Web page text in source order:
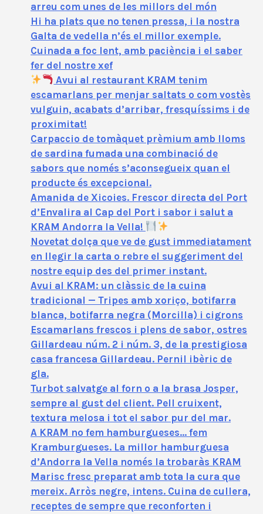
arreu com unes de les millors del món
Hi ha plats que no tenen pressa, i la nostra
Galta de vedella n’és el millor exemple.
Cuinada a foc lent, amb paciència i el saber
fer del nostre xef
Avui al restaurant KRAM tenim
escamarlans per menjar saltats o com vostès
vulguin, acabats d’arribar, fresquíssims i de
proximitat!
Carpaccio de tomàquet prèmium amb lloms
de sardina fumada una combinació de
sabors que només s’aconsegueix quan el
producte és excepcional.
Amanida de Xicoies. Frescor directa del Port
d’Envalira al Cap del Port i sabor i salut a
KRAM Andorra la Vella!
Novetat dolça que ve de gust immediatament
en llegir la carta o rebre el suggeriment del
nostre equip des del primer instant.
Avui al KRAM: un clàssic de la cuina
tradicional — Tripes amb xoriço, botifarra
blanca, botifarra negra (Morcilla) i cigrons
Escamarlans frescos i plens de sabor, ostres
Gillardeau núm. 2 i núm. 3, de la prestigiosa
casa francesa Gillardeau. Pernil ibèric de
gla.
Turbot salvatge al forn o a la brasa Josper,
sempre al gust del client. Pell cruixent,
textura melosa i tot el sabor pur del mar.
A KRAM no fem hamburgueses… fem
Kramburgueses. La millor hamburguesa
d’Andorra la Vella només la trobaràs KRAM
Marisc fresc preparat amb tota la cura que
mereix. Arròs negre, intens. Cuina de cullera,
receptes de sempre que reconforten i